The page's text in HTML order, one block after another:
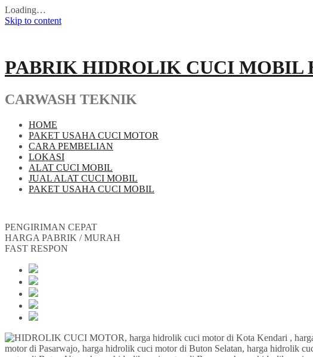
Loading…
Skip to content
PABRIK HIDROLIK CUCI MOBIL
CARWASH TEKNIK
HOME
PAKET USAHA CUCI MOTOR
CARA PEMBELIAN
LOKASI
ALAT CUCI MOBIL
JUAL ALAT CUCI MOBIL
PAKET USAHA CUCI MOBIL
PENGIRIMAN CEPAT
HARGA PABRIK / MURAH
FAST RESPON